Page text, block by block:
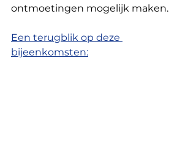
ontmoetingen mogelijk maken.
Een terugblik op deze
bijeenkomsten: